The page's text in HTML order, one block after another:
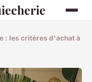
: les critères d'achat à